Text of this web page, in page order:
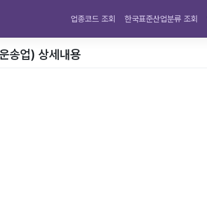
업종코드 조회 한국표준산업분류 조회
송업) 상세내용